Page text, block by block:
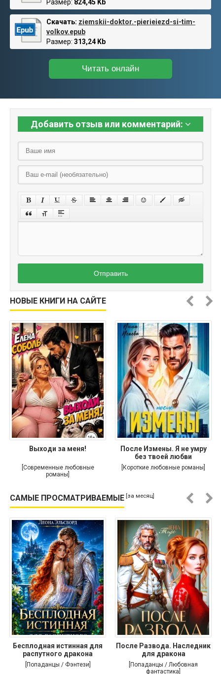
Размер: 824,45 Kb
Скачать: ziemskii-doktor.-pierieiezd-si-tim-
volkov.epub
Размер: 313,24 Kb
Читать онлайн
Добавить отзыв или комментарий:
Отправить
НОВЫЕ КНИГИ НА САЙТЕ
Выходи за меня!
[Современные любовные
романы]
После Измены. Я не умру
без твоей любви
[Короткие любовные романы]
САМЫЕ ПРОСМАТРИВАЕМЫЕ [за месяц]
Бесплодная истинная для
распутного дракона
[Попаданцы / Фэнтези]
После Развода. Наследник
для дракона
[Попаданцы / Любовная
фантастика]